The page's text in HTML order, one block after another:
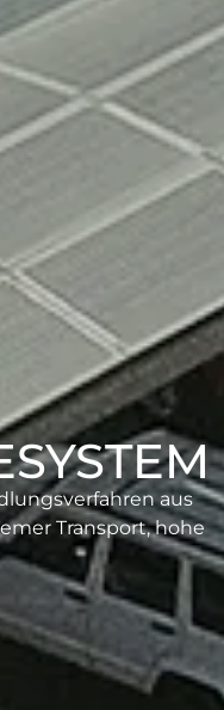
aus
Transport, hohe